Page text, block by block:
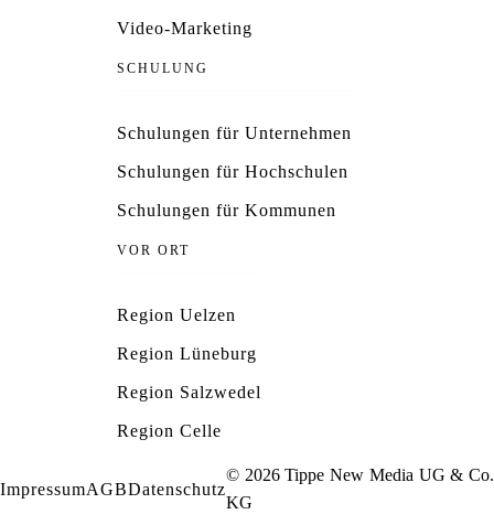
Video-Marketing
SCHULUNG
Schulungen für Unternehmen
Schulungen für Hochschulen
Schulungen für Kommunen
VOR ORT
Region Uelzen
Region Lüneburg
Region Salzwedel
Region Celle
ImpressumAGBDatenschutz
© 2026 Tippe New Media UG & Co.
KG